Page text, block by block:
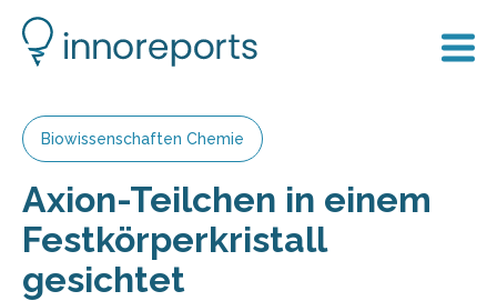
Biowissenschaften Chemie
Axion-Teilchen in einem
Festkörperkristall
gesichtet